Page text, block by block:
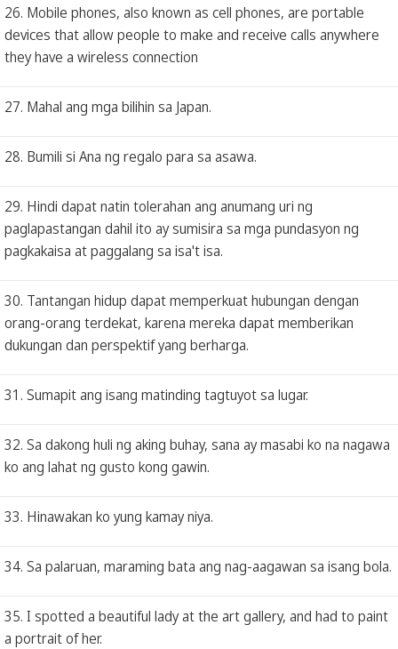
26. Mobile phones, also known as cell phones, are portable
devices that allow people to make and receive calls anywhere
they have a wireless connection
27. Mahal ang mga bilihin sa Japan.
28. Bumili si Ana ng regalo para sa asawa.
29. Hindi dapat natin tolerahan ang anumang uri ng
paglapastangan dahil ito ay sumisira sa mga pundasyon ng
pagkakaisa at paggalang sa isa't isa.
30. Tantangan hidup dapat memperkuat hubungan dengan
orang-orang terdekat, karena mereka dapat memberikan
dukungan dan perspektif yang berharga.
31. Sumapit ang isang matinding tagtuyot sa lugar.
32. Sa dakong huli ng aking buhay, sana ay masabi ko na nagawa
ko ang lahat ng gusto kong gawin.
33. Hinawakan ko yung kamay niya.
34. Sa palaruan, maraming bata ang nag-aagawan sa isang bola.
35. I spotted a beautiful lady at the art gallery, and had to paint
a portrait of her.